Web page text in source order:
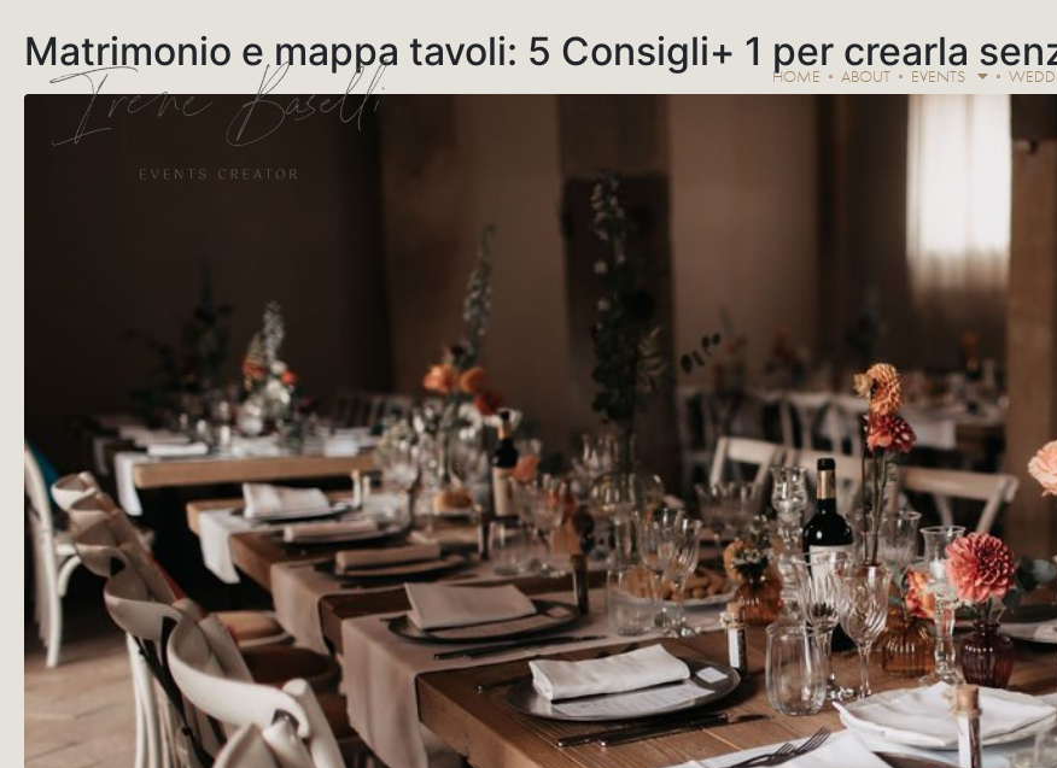
HOME ABOUT EVENTS
Matrimonio e mappa tavoli: 5 Consigli+ 1 per crearla